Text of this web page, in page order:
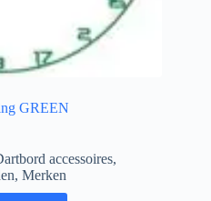
GREEN
accessoires,
, Merken